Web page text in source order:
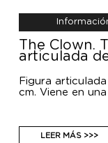
The Clown.
articulada
Figura
cm. Viene en
LEER MÁS >>>